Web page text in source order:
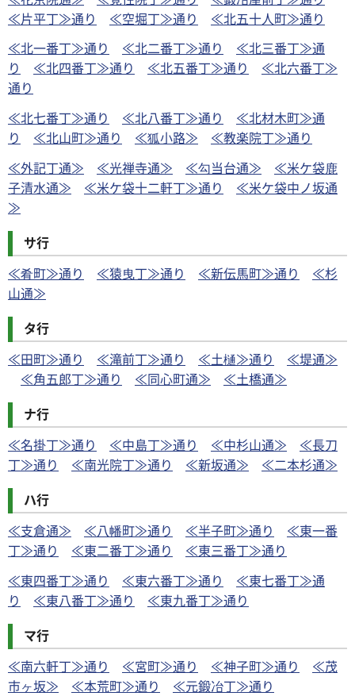
≪片平丁≫通り
≪空堀丁≫通り
≪北五十人町≫通り
≪北一番丁≫通り
≪北二番丁≫通り
≪北三番丁≫通
り
≪北四番丁≫通り ≪北五番丁≫通り
≪北六番丁≫
通り
≪北七番丁≫通り
≪北八番丁≫通り
≪北材木町≫通
り
≪北山町≫通り ≪狐小路≫
≪教楽院丁≫通り
≪外記丁通≫
≪光禅寺通≫ ≪勾当台通≫
≪米ケ袋鹿
子清水通≫
≪米ケ袋十二軒丁≫通り
≪米ケ袋中ノ坂通
≫
サ行
≪肴町≫通り
≪猿曳丁≫通り ≪新伝馬町≫通り
≪杉
山通≫
タ行
≪田町≫通り
≪滝前丁≫通り ≪土樋≫通り
≪堤通≫
≪角五郎丁≫通り
≪同心町通≫
≪土橋通≫
ナ行
≪名掛丁≫通り
≪中島丁≫通り ≪中杉山通≫
≪長刀
丁≫通り
≪南光院丁≫通り ≪新坂通≫
≪二本杉通≫
ハ行
≪支倉通≫
≪八幡町≫通り ≪半子町≫通り
≪東一番
丁≫通り
≪東二番丁≫通り
≪東三番丁≫通り
≪東四番丁≫通り
≪東六番丁≫通り
≪東七番丁≫通
り
≪東八番丁≫通り
≪東九番丁≫通り
マ行
≪南六軒丁≫通り
≪宮町≫通り ≪神子町≫通り
≪茂
市ヶ坂≫
≪本荒町≫通り
≪元鍛冶丁≫通り